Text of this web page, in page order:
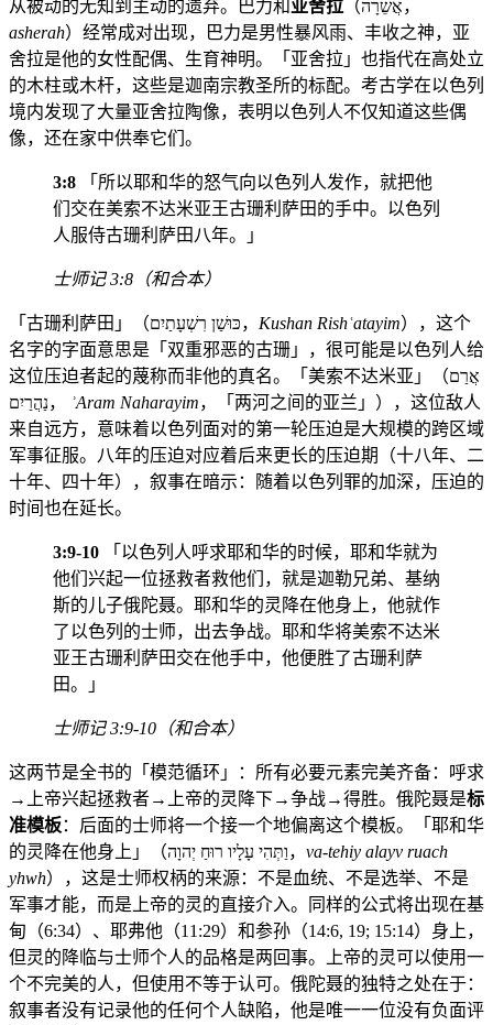
从被动的无知到主动的遗弃。巴力和 亚舍拉
（אֲשֵׁרָה，
asherah）经常成对出现，巴力是男性暴风雨、丰收之神，亚
舍拉是他的女性配偶、生育神明。「亚舍拉」也指代在高处立
的木柱或木杆，这些是迦南宗教圣所的标配。考古学在以色列
境内发现了大量亚舍拉陶像，表明以色列人不仅知道这些偶
像，还在家中供奉它们。
3:8 「所以耶和华的怒气向以色列人发作，就把他
们交在美索不达米亚王古珊利萨田的手中。以色列
人服侍古珊利萨田八年。」
士师记 3:8（和合本）
「古珊利萨田」（כּוּשַׁן רִשְׁעָתַיִם， Kushan Rishʿatayim），这个
名字的字面意思是「双重邪恶的古珊」，很可能是以色列人给
这位压迫者起的蔑称而非他的真名。「美索不达米亚」（אֲרַם
נַהֲרַיִם，
ʾAram Naharayim，「两河之间的亚兰」），这位敌人
来自远方，意味着以色列面对的第一轮压迫是大规模的跨区域
军事征服。八年的压迫对应着后来更长的压迫期（十八年、二
十年、四十年），叙事在暗示：随着以色列罪的加深，压迫的
时间也在延长。
3:9-10 「以色列人呼求耶和华的时候，耶和华就为
他们兴起一位拯救者救他们，就是迦勒兄弟、基纳
斯的儿子俄陀聂。耶和华的灵降在他身上，他就作
了以色列的士师，出去争战。耶和华将美索不达米
亚王古珊利萨田交在他手中，他便胜了古珊利萨
田。」
士师记 3:9-10（和合本）
这两节是全书的「模范循环」：所有必要元素完美齐备：呼求
→上帝兴起拯救者→上帝的灵降下→争战→得胜。俄陀聂是标
准模板：后面的士师将一个接一个地偏离这个模板。「耶和华
的灵降在他身上」（וַתְּהִי עָלָיו רוּחַ יְהוָה， va-tehiy alayv ruach
yhwh），这是士师权柄的来源：不是血统、不是选举、不是
军事才能，而是上帝的灵的直接介入。同样的公式将出现在基
甸（6:34）、耶弗他（11:29）和参孙（14:6, 19; 15:14）身上，
但灵的降临与士师个人的品格是两回事。上帝的灵可以使用一
个不完美的人，但使用不等于认可。俄陀聂的独特之处在于：
叙事者没有记录他的任何个人缺陷，他是唯一一位没有负面评